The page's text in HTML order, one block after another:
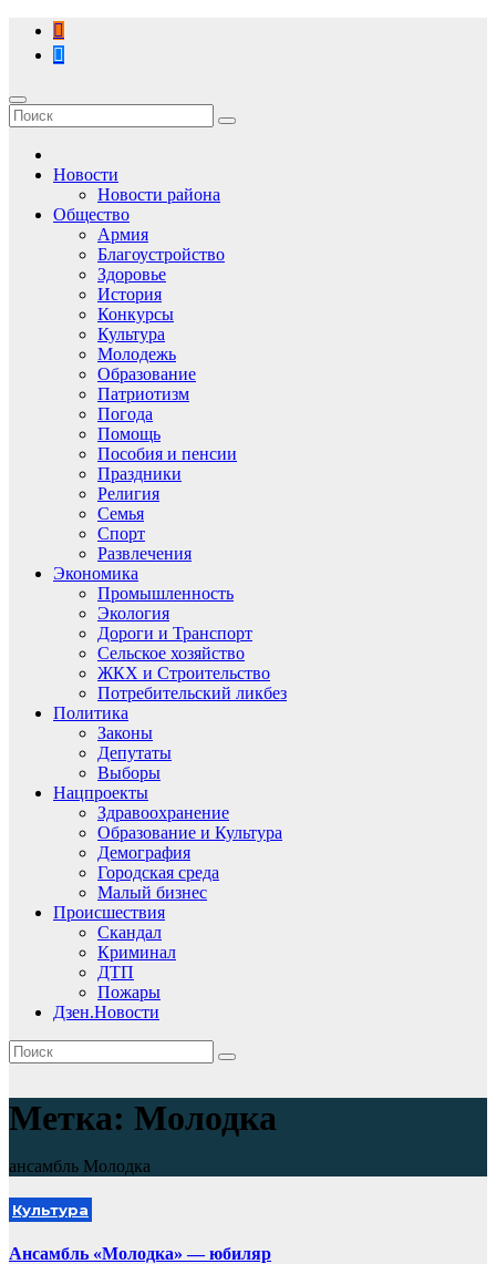
Перейти
содержимому
Новости
Новости района
Общество
Армия
Благоустройство
Здоровье
История
Конкурсы
Культура
Молодежь
Образование
Патриотизм
Погода
Помощь
Пособия и пенсии
Праздники
Религия
Семья
Спорт
Развлечения
Экономика
Промышленность
Экология
Дороги и Транспорт
Сельское хозяйство
ЖКХ и Строительство
Потребительский ликбез
Политика
Законы
Депутаты
Выборы
Нацпроекты
Здравоохранение
Образование и Культура
Демография
Городская среда
Малый бизнес
Происшествия
Скандал
Криминал
ДТП
Пожары
Дзен.Новости
Метка: Молодка
ансамбль Молодка
Культура
Ансамбль «Молодка» — юбиляр